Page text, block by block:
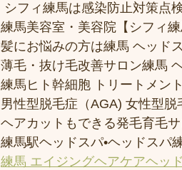
シフィ練馬は感染防止対策点
練馬美容室・美容院【シフィ
髪にお悩みの方は練馬 ヘッド
薄毛・抜け毛改善サロン練馬
練馬ヒト幹細胞 トリートメン
男性型脱毛症（AGA) 女性型脱
ヘアカットもできる発毛育毛
練馬駅ヘッドスパ•ヘッドスパ
練馬 エイジングヘアケアヘッ